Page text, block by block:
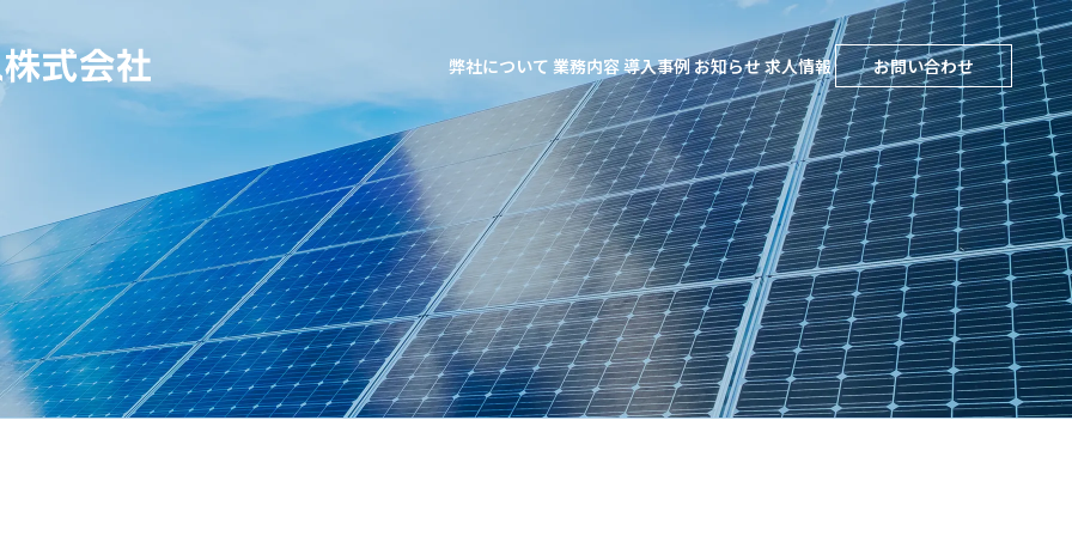
弊社について 業務内容 導入事例 お知らせ 求人情報 お問い合わせ